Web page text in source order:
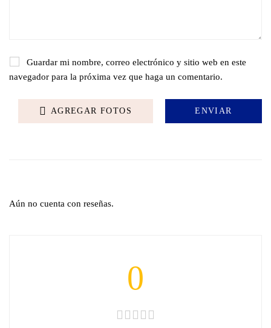
Guardar mi nombre, correo electrónico y sitio web en este
navegador para la próxima vez que haga un comentario.
AGREGAR FOTOS
Aún no cuenta con reseñas.
0